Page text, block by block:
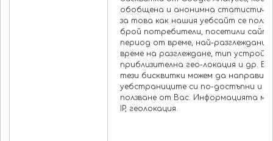
обобщена и анонимна
за това как нашия уебсайт се
брой потребители, посетили
период от време, най-разглеждани
време на разглеждане, тип
приблизителна гео-локация и др.
тези бисквитки можем да направим
уебстраниците си по-достъпни и
ползване от Вас. Информацията
IP, геолокация.